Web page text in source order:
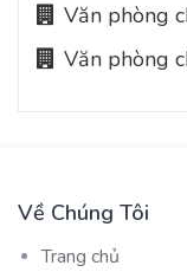
Văn phòng
Văn phòng
Về Chúng Tôi
Trang chủ